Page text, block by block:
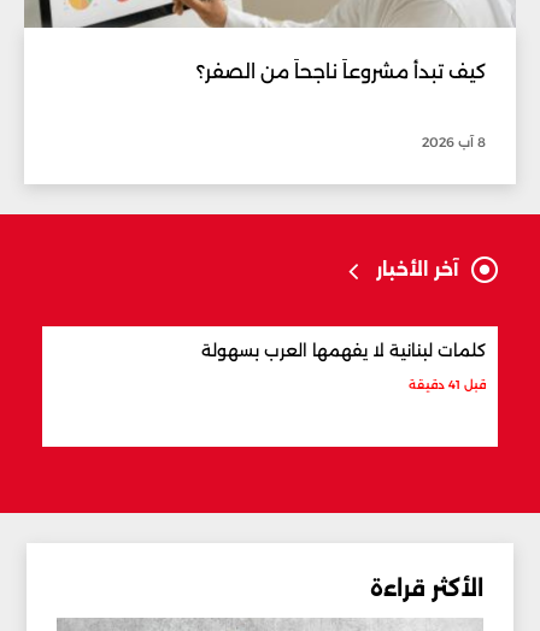
كيف تبدأ مشروعاً ناجحاً من الصفر؟
8 آب 2026
آخر الأخبار
كلمات لبنانية لا يفهمها العرب بسهولة
قبل 41 دقيقة
الأكثر قراءة